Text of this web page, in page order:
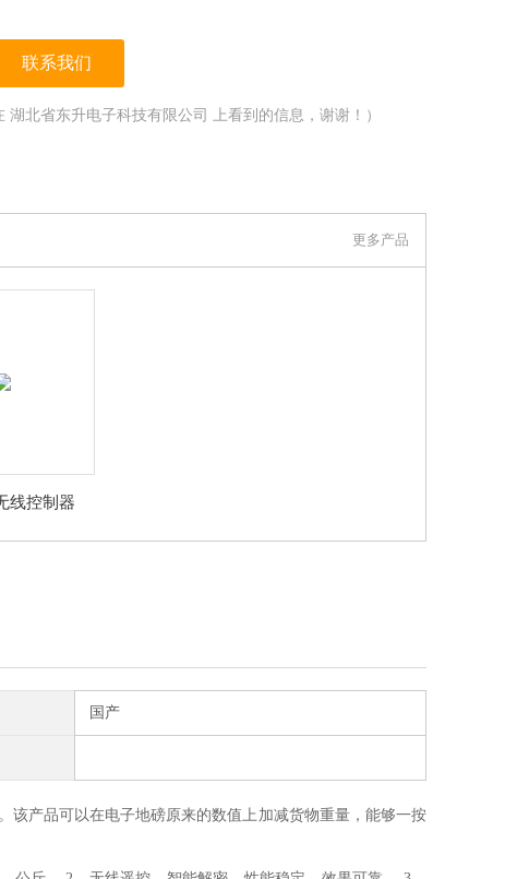
联系我们
湖北省东升电子科技有限公司 上看到的信息，谢谢！）
更多产品
线控制器
国产
该产品可以在电子地磅原来的数值上加减货物重量，能够一按